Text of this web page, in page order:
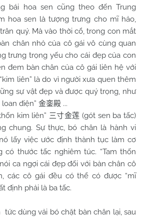
bái hoa sen cũng theo đến Trung
hoa sen là tượng trưng cho mĩ hảo,
quý. Mà vào thời cổ, trong con mắt
chân nhỏ của cô gái vô cùng quan
trưng trọng yếu cho cái đẹp của con
đem bàn chân của cô gái liên hệ với
liên” là do vì người xưa quen thêm
sự vật đẹp và được quý trọng, như
loan điện” 金銮殿 ...
kim liên” 三寸金莲 (gót sen ba tấc)
chung. Sự thực, bó chân là hành vi
lấy việc ước định thành tục làm cơ
có thước tấc nghiêm túc. “Tam thốn
ca ngợi cái đẹp đối với bàn chân cô
các cô gái đều có thể có được “mĩ
định phải là ba tấc.
dùng vải bó chặt bàn chân lại, sau